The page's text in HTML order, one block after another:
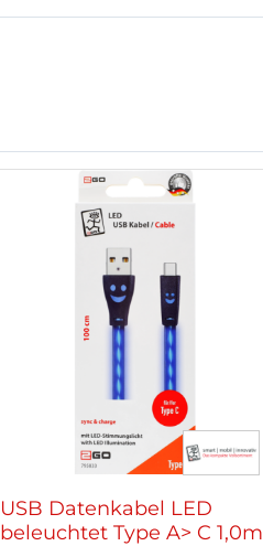
USB Datenkabel LED
beleuchtet Type A> C 1,0m